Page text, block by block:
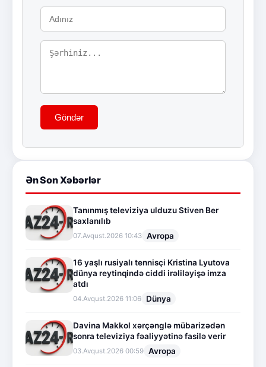
Göndər
Ən Son Xəbərlər
Tanınmış televiziya ulduzu Stiven Ber
saxlanılıb
07.Avqust.2026 10:43 Avropa
16 yaşlı rusiyalı tennisçi Kristina Lyutova
dünya reytinqində ciddi irəliləyişə imza
atdı
04.Avqust.2026 11:06 Dünya
Davina Makkol xərçənglə mübarizədən
sonra televiziya fəaliyyətinə fasilə verir
03.Avqust.2026 00:59 Avropa